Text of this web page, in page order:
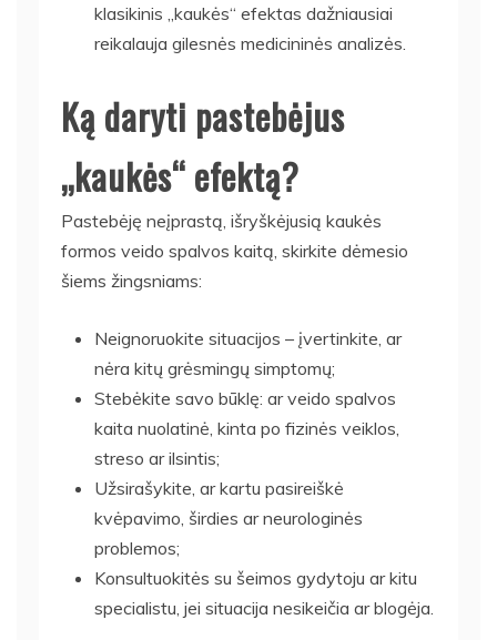
klasikinis „kaukės“ efektas dažniausiai
reikalauja gilesnės medicininės analizės.
Ką daryti pastebėjus
„kaukės“ efektą?
Pastebėję neįprastą, išryškėjusią kaukės
formos veido spalvos kaitą, skirkite dėmesio
šiems žingsniams:
Neignoruokite situacijos – įvertinkite, ar
nėra kitų grėsmingų simptomų;
Stebėkite savo būklę: ar veido spalvos
kaita nuolatinė, kinta po fizinės veiklos,
streso ar ilsintis;
Užsirašykite, ar kartu pasireiškė
kvėpavimo, širdies ar neurologinės
problemos;
Konsultuokitės su šeimos gydytoju ar kitu
specialistu, jei situacija nesikeičia ar blogėja.